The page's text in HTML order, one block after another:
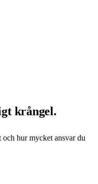
krångel.
hur mycket ansvar du